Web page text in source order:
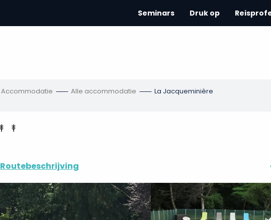
Seminars Druk op
Accommodatie Alle accommodatie La Jacqueminière
Routebeschrijving